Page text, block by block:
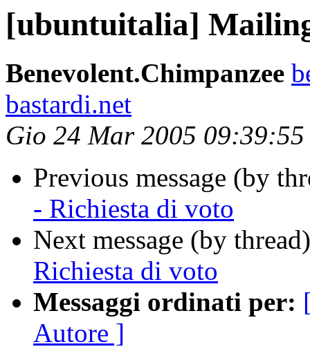
[ubuntuitalia]
Benevolent.Chimpanzee
bastardi.net
Gio 24 Mar 2005
Previous message (by
- Richiesta di voto
Next message (by
Richiesta di voto
Messaggi ordinati per:
Autore ]